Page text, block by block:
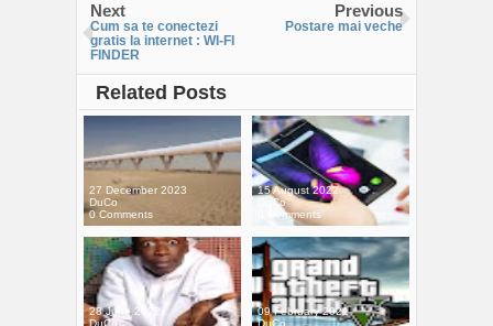
Next
Cum sa te conectezi
gratis la internet : WI-FI
FINDER
Previous
Postare mai veche
Related Posts
27 December 2023
DuCo
0 Comments
15 August 2022
DuCo
0 Comments
28 June 2022
DuCo
09 February 2021
DuCo